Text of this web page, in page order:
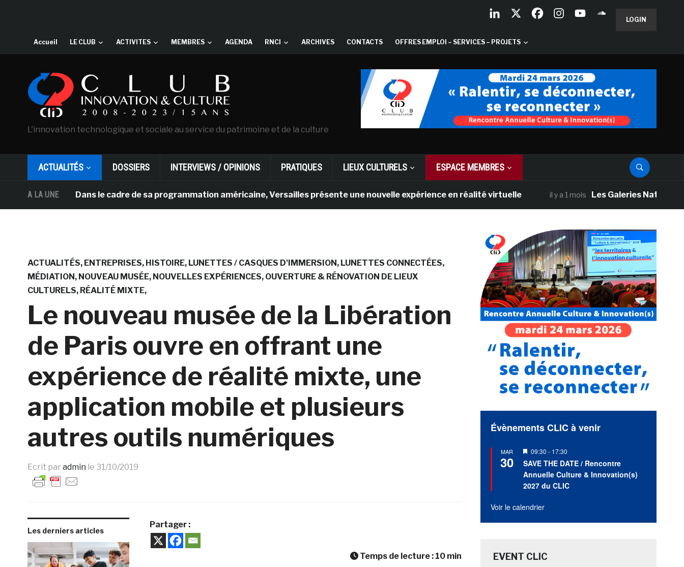
LOGIN
Accueil LE CLUB ACTIVITES MEMBRES AGENDA RNCI ARCHIVES CONTACTS OFFRES EMPLOI – SERVICES – PROJETS
L'innovation technologique et sociale au service du patrimoine et de la culture
ACTUALITÉS DOSSIERS INTERVIEWS / OPINIONS PRATIQUES LIEUX CULTURELS ESPACE MEMBRES
A LA UNEDans le cadre de sa programmation américaine, Versailles présente une nouvelle expérience en réalité virtuelle il y a 1 mois Les Galeries Nationales
ACTUALITÉS ENTREPRISES HISTOIRE LUNETTES / CASQUES D'IMMERSION LUNETTES CONNECTÉES
MÉDIATION NOUVEAU MUSÉE NOUVELLES EXPÉRIENCES OUVERTURE & RÉNOVATION DE LIEUX
CULTURELS RÉALITÉ MIXTE
Le nouveau musée de la Libération
de Paris ouvre en offrant une
expérience de réalité mixte, une
application mobile et plusieurs
autres outils numériques
Ecrit par admin le 31/10/2019
Les derniers articles
Partager :
Temps de lecture : 10 min
Évènements CLIC à venir
MAR
30
Mis
en
avant
09:30 - 17:30
SAVE THE DATE / Rencontre
Annuelle Culture & Innovation(s)
2027 du CLIC
Voir le calendrier
EVENT CLIC